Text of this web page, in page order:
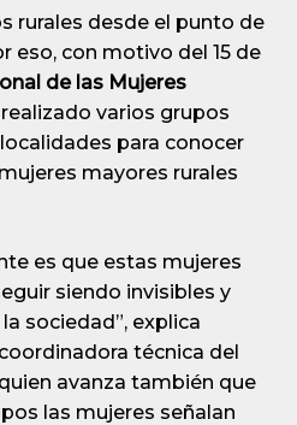
rurales desde el punto de
eso, con motivo del 15 de
de las Mujeres
varios grupos
para conocer
mayores rurales
es que estas mujeres
siendo invisibles y
sociedad”, explica
técnica del
avanza también que
las mujeres señalan